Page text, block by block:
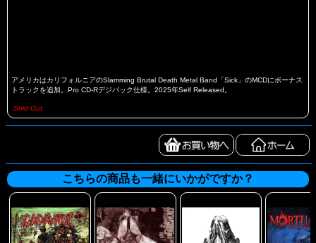
アメリカはカリフォルニアのSlamming Brutal Death Metal Band「Sick」のMCDにボーナス
トラックを追加。Pro CD-Rデジパック仕様。2025年Self Released。
Sold Out
こちらの商品も一緒にいかがですか？